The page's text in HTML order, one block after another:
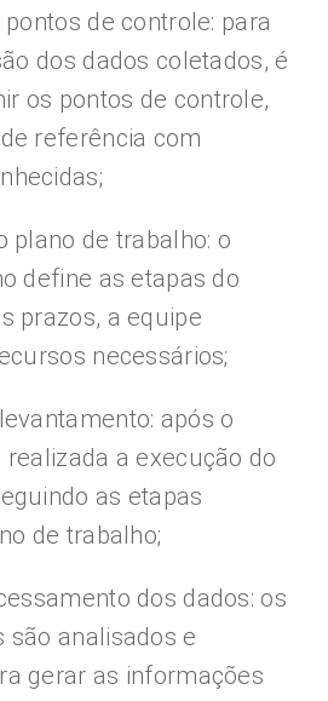
de controle: para
dos dados coletados, é
os pontos de controle,
referência com
plano de trabalho: o
define as etapas do
prazos, a equipe
necessários;
após o
a execução do
as etapas
de trabalho;
dos dados: os
são analisados e
gerar as informações